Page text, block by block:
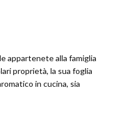
appartenete alla famiglia
proprietà, la sua foglia
in cucina, sia